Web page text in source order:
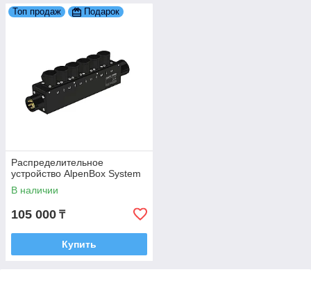
Топ продаж Подарок
Распределительное
устройство AlpenBox System
В наличии
105 000 ₸
Купить